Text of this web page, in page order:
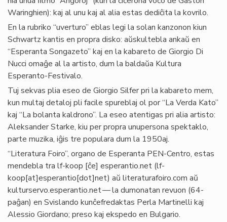
Waringhien): kaj al unu kaj al alia estas dediĉita la kovrilo.
En la rubriko “uverturo” eblas legi la solan kanzonon kiun
Schwartz kantis en propra disko: aŭskultebla ankaŭ en
“Esperanta Songazeto” kaj en la kabareto de Giorgio Di
Nucci omaĝe al la artisto, dum la baldaŭa Kultura
Esperanto-Festivalo.
Tuj sekvas plia eseo de Giorgio Silfer pri la kabareto mem,
kun multaj detaloj pli facile spureblaj ol por “La Verda Kato”
kaj “La bolanta kaldrono”. La eseo atentigas pri alia artisto:
Aleksander Starke, kiu per propra unupersona spektaklo,
parte muzika, iĝis tre populara dum la 1950aj.
“Literatura Foiro”, organo de Esperanta PEN-Centro, estas
mendebla tra lf-koop [ĉe] esperantio.net (lf-
koop[at]esperantio[dot]net) aŭ literaturafoiro.com aŭ
kulturservo.esperantio.net — la dumonatan revuon (64-
paĝan) en Svislando kunĉefredaktas Perla Martinelli kaj
Alessio Giordano; preso kaj ekspedo en Bulgario.